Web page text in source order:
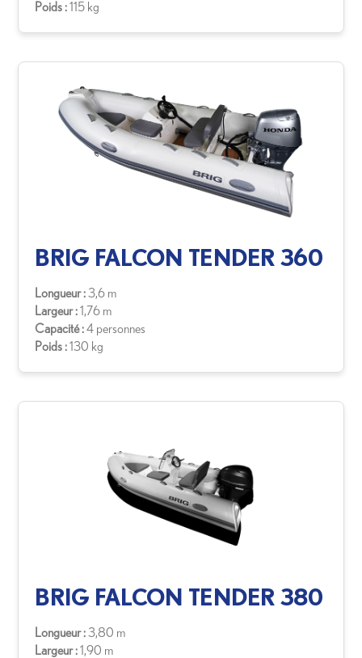
Poids :115 kg
BRIG FALCON TENDER 360
Longueur :3,6 m
Largeur :1,76 m
Capacité :4 personnes
Poids :130 kg
BRIG FALCON TENDER 380
Longueur :3,80 m
Largeur :1,90 m